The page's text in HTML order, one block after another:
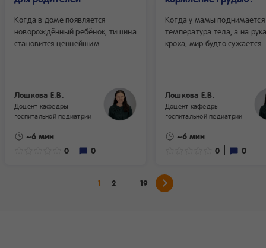
Когда в доме появляется
новорождённый ребёнок, тишина
становится ценнейшим
внезапно сменяется
пронзительным криком, который
не прекращается часами.
всего, вы столкнулись
с феноменом, который
Лошкова Е.В.
Доцент кафедры
госпитальной педиатрии
~6 мин
0
0
Когда у мамы поднимается
температура тела, а на
кроха, мир будто сужается
В первые месяцы после
рождения малыша мы так
боимся сделать что‑то не
превращается в повод для
паники. Вокруг до сих пор
«скиснуть» или «сгореть».
Лошкова Е.В.
Доцент кафедры
госпитальной педиатрии
~6 мин
0
0
1 2 19